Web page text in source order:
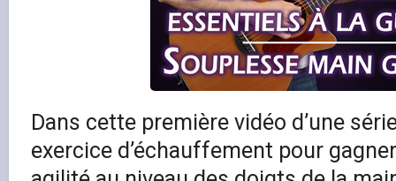
Dans cette première vidéo d’une
exercice d’échauffement pour